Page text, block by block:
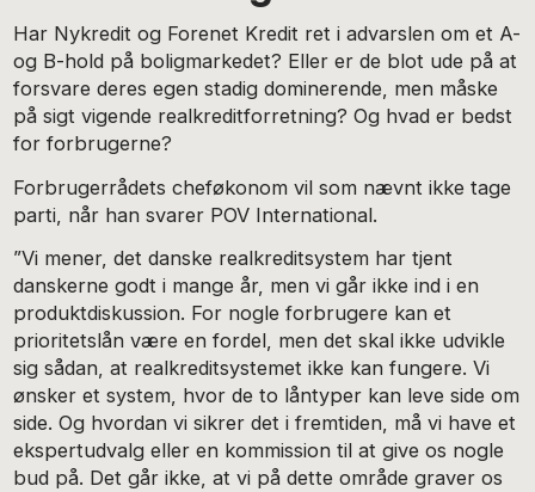
Har Nykredit og Forenet Kredit ret i advarslen om et A-
og B-hold på boligmarkedet? Eller er de blot ude på at
forsvare deres egen stadig dominerende, men måske
på sigt vigende realkreditforretning? Og hvad er bedst
for forbrugerne?
Forbrugerrådets cheføkonom vil som nævnt ikke tage
parti, når han svarer POV International.
”Vi mener, det danske realkreditsystem har tjent
danskerne godt i mange år, men vi går ikke ind i en
produktdiskussion. For nogle forbrugere kan et
prioritetslån være en fordel, men det skal ikke udvikle
sig sådan, at realkreditsystemet ikke kan fungere. Vi
ønsker et system, hvor de to låntyper kan leve side om
side. Og hvordan vi sikrer det i fremtiden, må vi have et
ekspertudvalg eller en kommission til at give os nogle
bud på. Det går ikke, at vi på dette område graver os